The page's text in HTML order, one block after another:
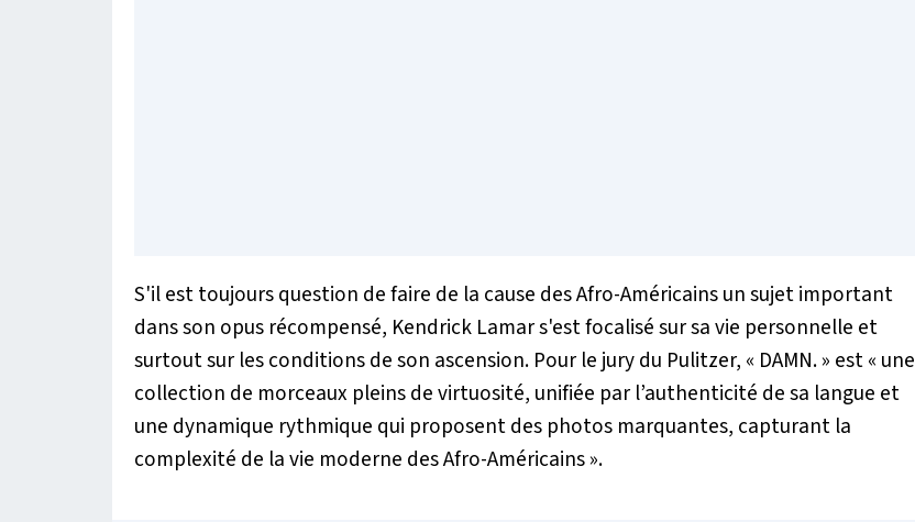
S'il est toujours question de faire de la cause des Afro-Américains un sujet important
dans son opus récompensé, Kendrick Lamar s'est focalisé sur sa vie personnelle et
surtout sur les conditions de son ascension. Pour le jury du Pulitzer, « DAMN.» est « une
collection de morceaux pleins de virtuosité, unifiée par l’authenticité de sa langue et
une dynamique rythmique qui proposent des photos marquantes, capturant la
complexité de la vie moderne des Afro-Américains».